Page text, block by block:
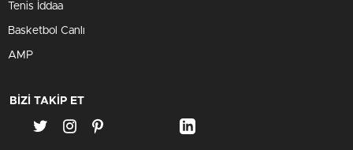
Tenis İddaa
Basketbol Canlı
AMP
BİZİ TAKİP ET